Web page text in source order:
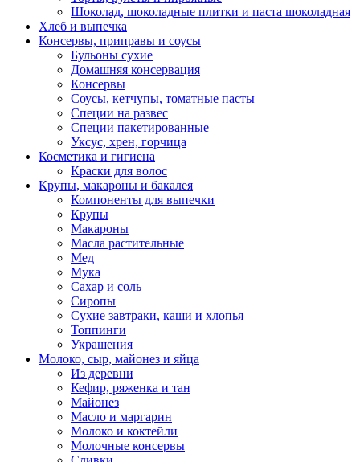
Шоколад, шоколадные плитки и паста шоколадная
Хлеб и выпечка
Консервы, приправы и соусы
Бульоны сухие
Домашняя консервация
Консервы
Соусы, кетчупы, томатные пасты
Специи на развес
Специи пакетированные
Уксус, хрен, горчица
Косметика и гигиена
Краски для волос
Крупы, макароны и бакалея
Компоненты для выпечки
Крупы
Макароны
Масла растительные
Мед
Мука
Сахар и соль
Сиропы
Сухие завтраки, каши и хлопья
Топпинги
Украшения
Молоко, сыр, майонез и яйца
Из деревни
Кефир, ряженка и тан
Майонез
Масло и маргарин
Молоко и коктейли
Молочные консервы